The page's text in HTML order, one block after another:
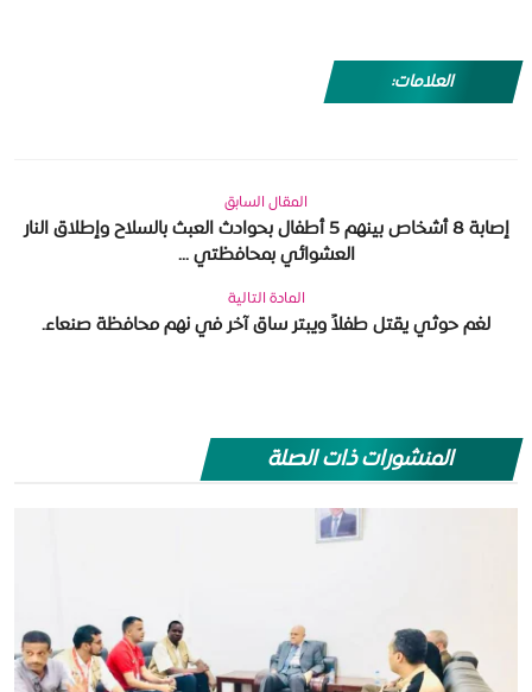
العلامات:
المقال السابق
إصابة 8 أشخاص بينهم 5 أطفال بحوادث العبث بالسلاح وإطلاق النار
العشوائي بمحافظتي ...
المادة التالية
لغم حوثي يقتل طفلاً ويبتر ساق آخر في نهم محافظة صنعاء.
المنشورات ذات الصلة